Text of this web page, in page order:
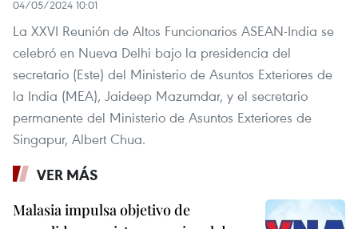
04/05/2024 10:01
La XXVI Reunión de Altos Funcionarios ASEAN-India se
celebró en Nueva Delhi bajo la presidencia del
secretario (Este) del Ministerio de Asuntos Exteriores de
la India (MEA), Jaideep Mazumdar, y el secretario
permanente del Ministerio de Asuntos Exteriores de
Singapur, Albert Chua.
VER MÁS
Malasia impulsa objetivo de